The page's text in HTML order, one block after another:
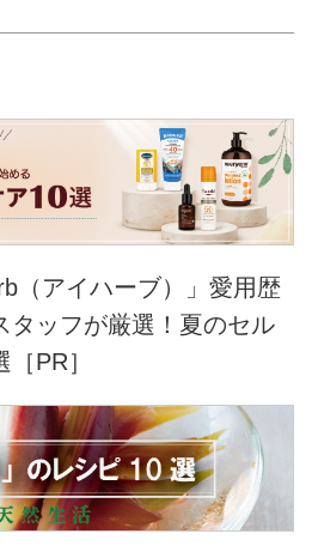
（アイハーブ）」愛用歴
タッフが厳選！夏のセル
PR］